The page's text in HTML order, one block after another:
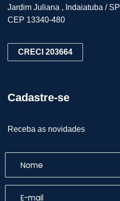
Jardim Juliana , Indaiatuba / SP
CEP 13340-480
CRECI 203664
Cadastre-se
Receba as novidades